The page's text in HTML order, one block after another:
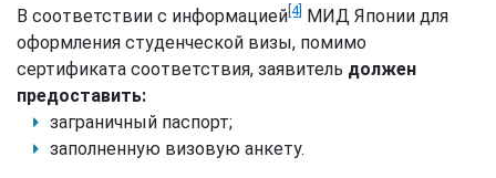
В соответствии с информацией[4] МИД Японии для
оформления студенческой визы, помимо
сертификата соответствия, заявитель должен
предоставить:
заграничный паспорт;
заполненную визовую анкету.